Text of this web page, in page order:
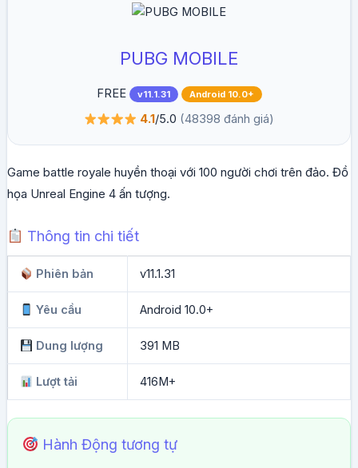
PUBG MOBILE
FREE v11.1.31 Android 10.0+
4.1 /5.0 (48398 đánh giá)
Game battle royale huyền thoại với 100 người chơi trên đảo. Đồ
họa Unreal Engine 4 ấn tượng.
Thông tin chi tiết
Phiên bản v11.1.31
Yêu cầu Android 10.0+
Dung lượng 391 MB
Lượt tải 416M+
Hành Động tương tự